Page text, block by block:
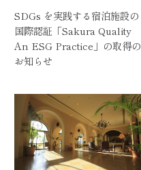
SDGs を実践する宿泊施設の
国際認証「Sakura Quality
An ESG Practice」の取得の
お知らせ